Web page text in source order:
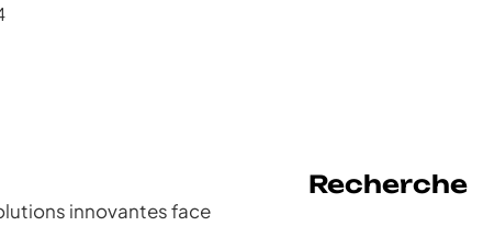
innovantes face
Recherche